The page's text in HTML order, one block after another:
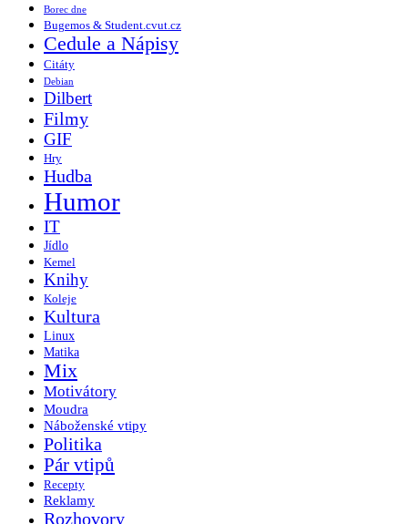
Borec dne
Bugemos & Student.cvut.cz
Cedule a Nápisy
Citáty
Debian
Dilbert
Filmy
GIF
Hry
Hudba
Humor
IT
Jídlo
Kemel
Knihy
Koleje
Kultura
Linux
Matika
Mix
Motivátory
Moudra
Náboženské vtipy
Politika
Pár vtipů
Recepty
Reklamy
Rozhovory